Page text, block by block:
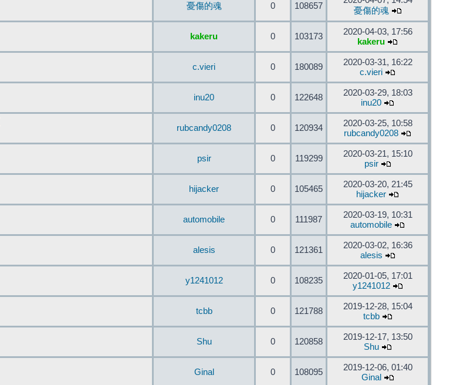
憂傷的魂 0 108657
憂傷的魂
kakeru 0 103173
2020-04-03, 17:56
kakeru
c.vieri 0 180089
2020-03-31, 16:22
c.vieri
inu20 0 122648
2020-03-29, 18:03
inu20
rubcandy0208 0 120934
2020-03-25, 10:58
rubcandy0208
psir 0 119299
2020-03-21, 15:10
psir
hijacker 0 105465
2020-03-20, 21:45
hijacker
automobile 0 111987
2020-03-19, 10:31
automobile
alesis 0 121361
2020-03-02, 16:36
alesis
y1241012 0 108235
2020-01-05, 17:01
y1241012
tcbb 0 121788
2019-12-28, 15:04
tcbb
Shu 0 120858
2019-12-17, 13:50
Shu
Ginal 0 108095
2019-12-06, 01:40
Ginal